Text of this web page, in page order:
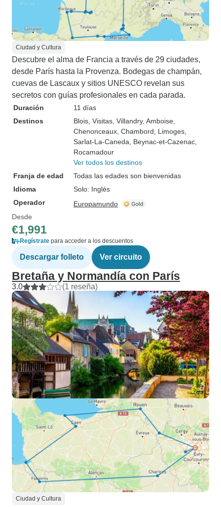
Ciudad y Cultura
Descubre el alma de Francia a través de 29 ciudades,
desde París hasta la Provenza. Bodegas de champán,
cuevas de Lascaux y sitios UNESCO revelan sus
secretos con guías profesionales en cada parada.
Duración
11 días
Destinos
Blois , Visitas , Villandry, Amboise
Chenonceaux , Chambord , Limoges
Sarlat-La-Caneda , Beynac-et-Cazenac
Rocamadour
Ver todos los destinos
Franja de edad
Todas las edades son bienvenidas
Idioma
Solo: Inglés
Operador
Europamundo
Desde
€1,991
Regístrate para acceder a los descuentos
Descargar folleto Ver circuito
Bretaña y Normandía con París
3.0 (1 reseña)
Ciudad y Cultura